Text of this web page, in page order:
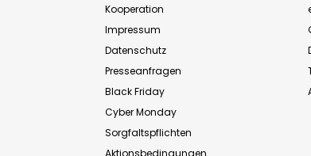
Kooperation
Impressum
Datenschutz
Presseanfragen
Black Friday
Cyber Monday
Sorgfaltspflichten